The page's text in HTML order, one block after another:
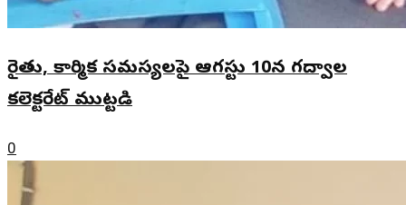
రైతు, కార్మిక సమస్యలపై ఆగస్టు 10న గద్వాల
కలెక్టరేట్ ముట్టడి
0